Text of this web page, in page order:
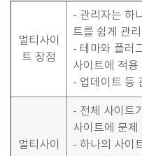
멀티사이
트 장점
- 관리자는 하
트를 쉽게 관
- 테마와 플러
사이트에 적
- 업데이트 등
멀티사이
- 전체 사이트
사이트에 문
- 하나의 사이